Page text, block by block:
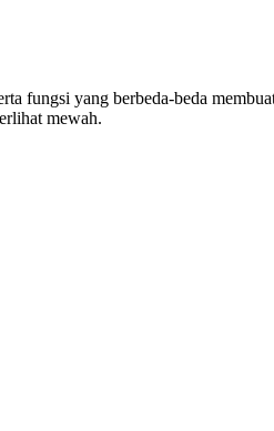
fungsi yang berbeda-beda
mewah.